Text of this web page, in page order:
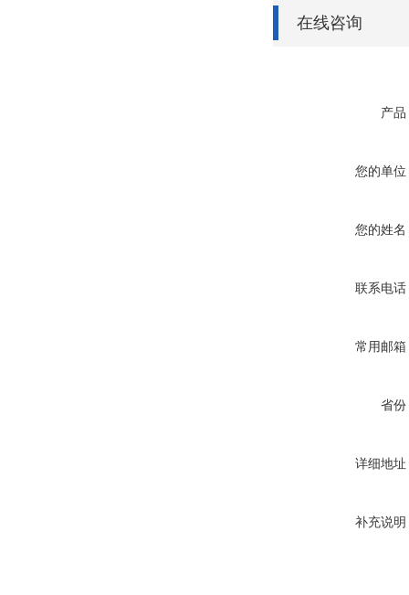
在线咨询
产品
您的单位
您的姓名
联系电话
常用邮箱
省份
详细地址
补充说明